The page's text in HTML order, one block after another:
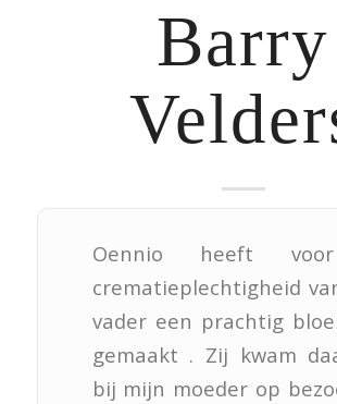
Barry
Oennio heeft
crematieplechtigheid
vader een prachtig
gemaakt . Zij kwam
bij mijn moeder op